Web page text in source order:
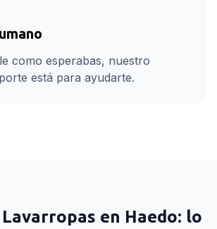
como esperabas, nuestro
está para ayudarte.
Lavarropas en Haedo: lo